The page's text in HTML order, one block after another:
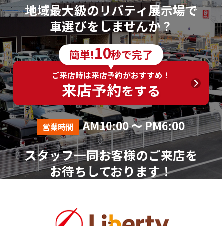
地域最大級のリバティ展示場で
車選びをしませんか？
簡単!10秒で完了
ご来店時は来店予約がおすすめ！
来店予約をする
営業時間 AM10:00 ～ PM6:00
スタッフ一同お客様のご来店を
お待ちしております！